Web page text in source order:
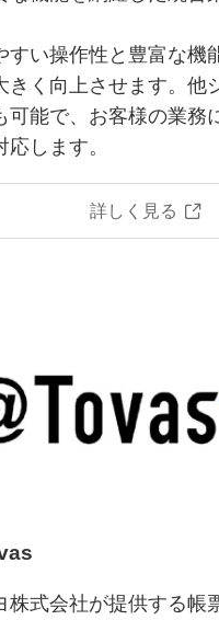
すい操作性と豊富な機
きく向上させます。他
可能で、お客様の業務
応します。
詳しく見る
株式会社が提供する帳